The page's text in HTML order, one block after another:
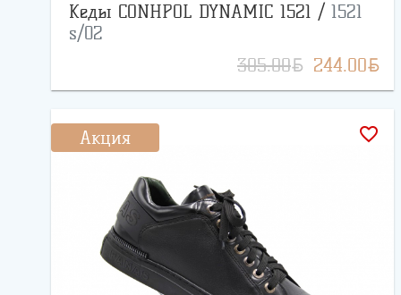
Кеды CONHPOL DYNAMIC 1521 / 1521
s/02
305.00BYN 244.00BYN
Акция favorite_border